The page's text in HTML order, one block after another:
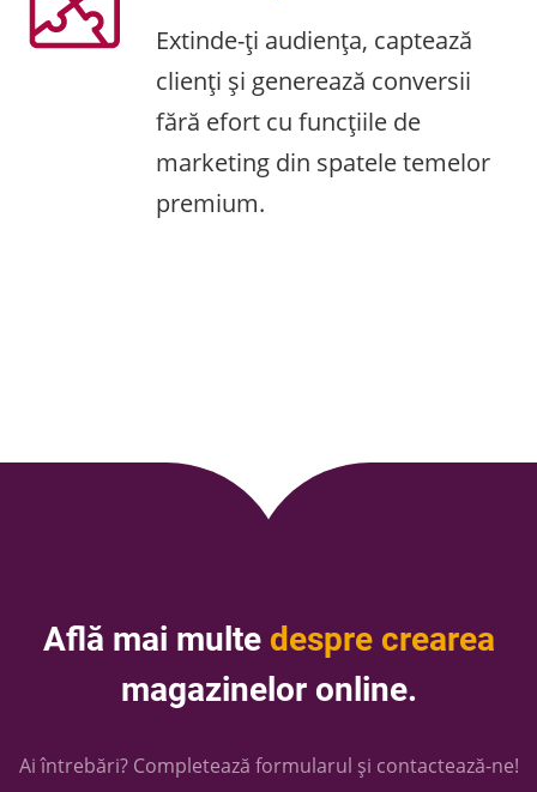
Extinde-ți audiența, captează
clienți și generează conversii
fără efort cu funcțiile de
marketing din spatele temelor
premium.
Află mai multe despre crearea
magazinelor online.
Ai întrebări? Completează formularul și contactează-ne!